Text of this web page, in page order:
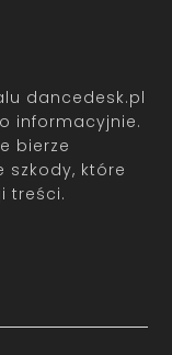
dancedesk.pl
informacyjnie.
bierze
szkody, które
treści.